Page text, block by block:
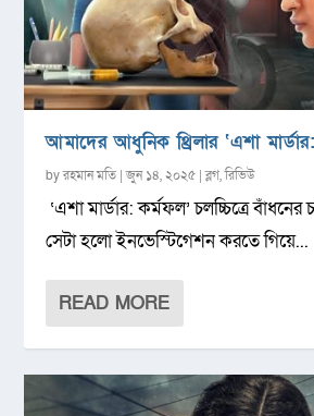
আমাদের আধুনিক থ্রিলার ‘এশা
byরহমান মতি |জুন ১৪, ২০২৫ |ব্লগ,রিভিউ
‘এশা মার্ডার: কর্মফল’ চলচ্চিত্রে বাঁধনের
সেটা হলো ইনভেস্টিগেশন করতে গিয়ে...
READ MORE